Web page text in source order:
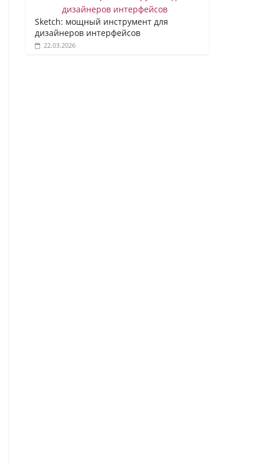
Sketch: мощный инструмент для
дизайнеров интерфейсов
22.03.2026